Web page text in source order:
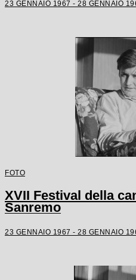
23 GENNAIO 1967 - 28 GENNAIO
FOTO
XVII Festival della
Sanremo
23 GENNAIO 1967 - 28 GENNAIO